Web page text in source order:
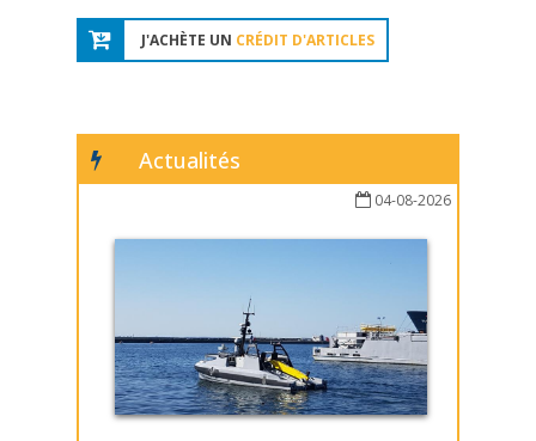
J'ACHÈTE UN CRÉDIT D'ARTICLES
Actualités
04-08-2026